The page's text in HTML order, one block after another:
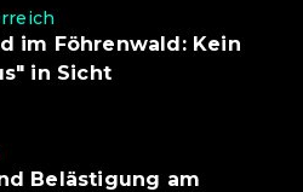
im Föhrenwald: Kein
in Sicht
Belästigung am